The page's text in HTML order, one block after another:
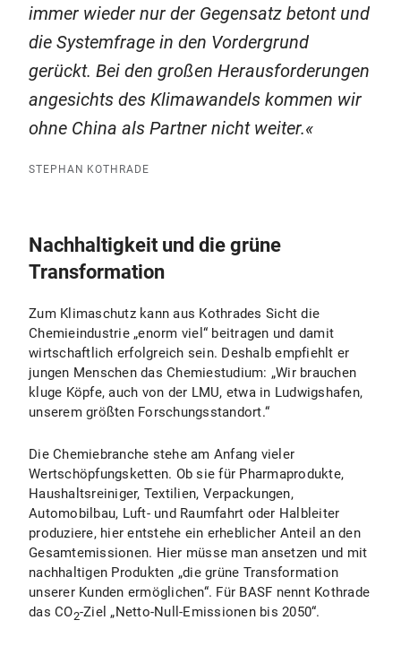
immer wieder nur der Gegensatz betont und
die Systemfrage in den Vordergrund
gerückt. Bei den großen Herausforderungen
angesichts des Klimawandels kommen wir
ohne China als Partner nicht weiter.
STEPHAN KOTHRADE
Nachhaltigkeit und die grüne
Transformation
Zum Klimaschutz kann aus Kothrades Sicht die
Chemieindustrie „enorm viel“ beitragen und damit
wirtschaftlich erfolgreich sein. Deshalb empfiehlt er
jungen Menschen das Chemiestudium: „Wir brauchen
kluge Köpfe, auch von der LMU, etwa in Ludwigshafen,
unserem größten Forschungsstandort.“
Die Chemiebranche stehe am Anfang vieler
Wertschöpfungsketten. Ob sie für Pharmaprodukte,
Haushaltsreiniger, Textilien, Verpackungen,
Automobilbau, Luft- und Raumfahrt oder Halbleiter
produziere, hier entstehe ein erheblicher Anteil an den
Gesamtemissionen. Hier müsse man ansetzen und mit
nachhaltigen Produkten „die grüne Transformation
unserer Kunden ermöglichen“. Für BASF nennt Kothrade
das CO2-Ziel „Netto-Null-Emissionen bis 2050“.